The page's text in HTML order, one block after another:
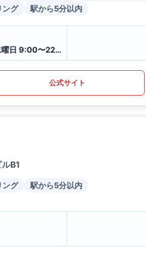
ング 駅から5分以内
月曜日 10:00〜22:00 火曜日 9:00〜22:00 水曜日 9:00〜22:00 木曜日 9:00〜22:00 金曜日 9:00〜22:00 土曜日 9:00〜22:00 日曜日 8:00〜19:00
公式サイト
B1
ング 駅から5分以内